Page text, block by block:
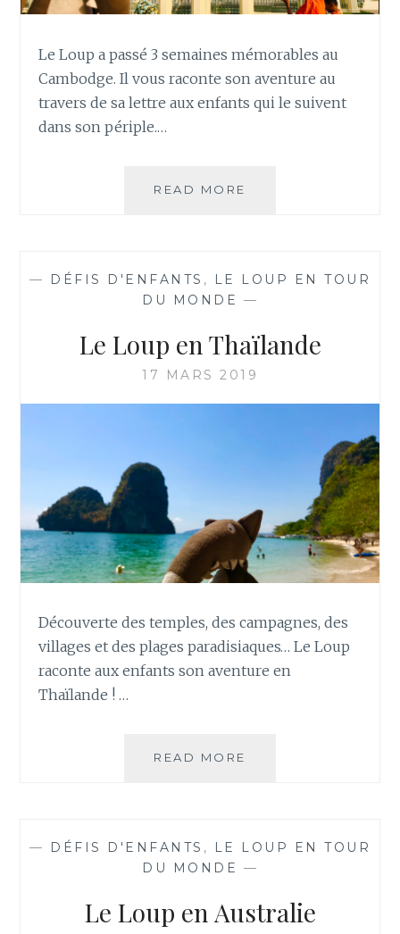
Le Loup a passé 3 semaines mémorables au
Cambodge. Il vous raconte son aventure au
travers de sa lettre aux enfants qui le suivent
dans son périple.…
READ MORE
— DÉFIS D'ENFANTS ,
LE LOUP EN TOUR
DU MONDE —
Le Loup en Thaïlande
17 MARS 2019
Découverte des temples, des campagnes, des
villages et des plages paradisiaques… Le Loup
raconte aux enfants son aventure en
Thaïlande ! …
READ MORE
— DÉFIS D'ENFANTS ,
LE LOUP EN TOUR
DU MONDE —
Le Loup en Australie